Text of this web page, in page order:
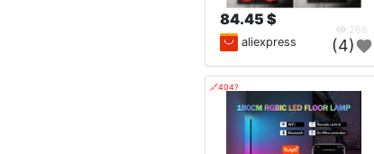
84.45 $
268
aliexpress (4)
🔗404?